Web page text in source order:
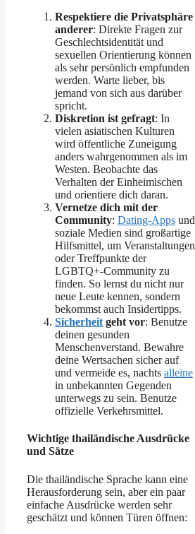
Respektiere die Privatsphäre
anderer: Direkte Fragen zur
Geschlechtsidentität und
sexuellen Orientierung können
als sehr persönlich empfunden
werden. Warte lieber, bis
jemand von sich aus darüber
spricht.
Diskretion ist gefragt: In
vielen asiatischen Kulturen
wird öffentliche Zuneigung
anders wahrgenommen als im
Westen. Beobachte das
Verhalten der Einheimischen
und orientiere dich daran.
Vernetze dich mit der
Community: Dating-Apps und
soziale Medien sind großartige
Hilfsmittel, um Veranstaltungen
oder Treffpunkte der
LGBTQ+-Community zu
finden. So lernst du nicht nur
neue Leute kennen, sondern
bekommst auch Insidertipps.
Sicherheit geht vor: Benutze
deinen gesunden
Menschenverstand. Bewahre
deine Wertsachen sicher auf
und vermeide es, nachts alleine
in unbekannten Gegenden
unterwegs zu sein. Benutze
offizielle Verkehrsmittel.
Wichtige thailändische Ausdrücke
und Sätze
Die thailändische Sprache kann eine
Herausforderung sein, aber ein paar
einfache Ausdrücke werden sehr
geschätzt und können Türen öffnen: